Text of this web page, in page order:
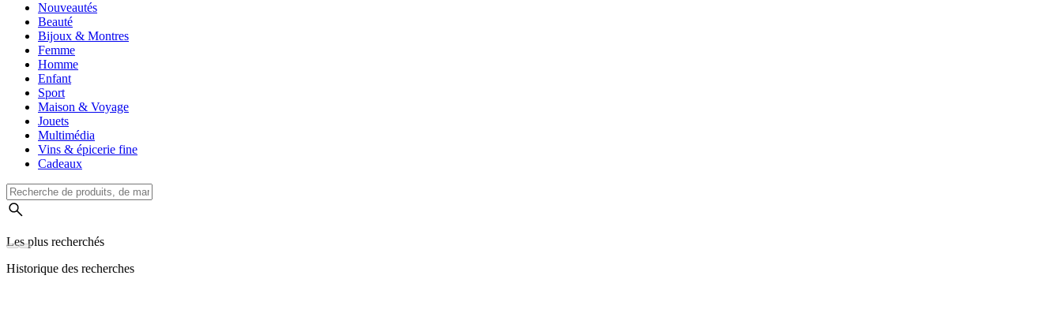
Nouveautés
Beauté
Bijoux & Montres
Femme
Homme
Enfant
Sport
Maison & Voyage
Jouets
Multimédia
Vins & épicerie fine
Cadeaux
Les plus recherchés
Historique des recherches